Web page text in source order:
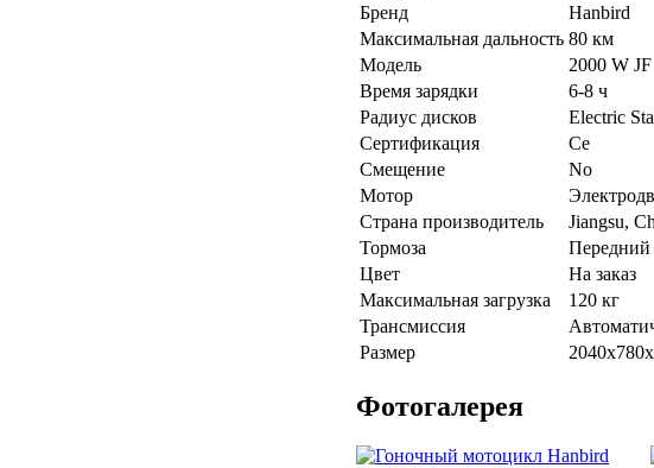
Бренд
Hanbird
Максимальная дальность 80 км
Модель
2000 W
Время зарядки
6-8 ч
Радиус дисков
Electric
Сертификация
Ce
Смещение
No
Мотор
Страна производитель
Jiangsu,
Тормоза
Передний
Цвет
На заказ
Максимальная загрузка
120 кг
Трансмиссия
Размер
Фотогалерея